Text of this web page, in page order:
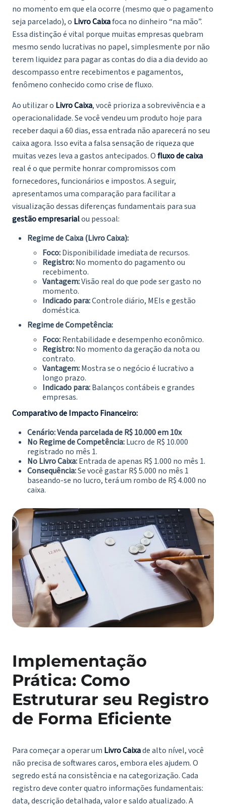
no momento em que ela ocorre (mesmo que o pagamento
seja parcelado), o Livro Caixafoca no dinheiro “na mão”.
Essa distinção é vital porque muitas empresas quebram
mesmo sendo lucrativas no papel, simplesmente por não
terem liquidez para pagar as contas do dia a dia devido ao
descompasso entre recebimentos e pagamentos,
fenômeno conhecido como crise de fluxo.
Ao utilizar o Livro Caixa, você prioriza a sobrevivência e a
operacionalidade. Se você vendeu um produto hoje para
receber daqui a 60 dias, essa entrada não aparecerá no seu
caixa agora. Isso evita a falsa sensação de riqueza que
muitas vezes leva a gastos antecipados. Ofluxo de caixa
real é o que permite honrar compromissos com
fornecedores, funcionários e impostos. A seguir,
apresentamos uma comparação para facilitar a
visualização dessas diferenças fundamentais para sua
gestão empresarialou pessoal:
Regime de Caixa (Livro Caixa):
Foco:Disponibilidade imediata de recursos.
Registro:No momento do pagamento ou
recebimento.
Vantagem:Visão real do que pode ser gasto no
momento.
Indicado para:Controle diário, MEIs e gestão
doméstica.
Regime de Competência:
Foco:Rentabilidade e desempenho econômico.
Registro:No momento da geração da nota ou
contrato.
Vantagem:Mostra se o negócio é lucrativo a
longo prazo.
Indicado para:Balanços contábeis e grandes
empresas.
Comparativo de Impacto Financeiro:
Cenário: Venda parcelada de R$ 10.000 em 10x
No Regime de Competência:Lucro de R$ 10.000
registrado no mês 1.
No Livro Caixa:Entrada de apenas R$ 1.000 no mês 1.
Consequência:Se você gastar R$ 5.000 no mês 1
baseando-se no lucro, terá um rombo de R$ 4.000 no
caixa.
Implementação
Prática: Como
Estruturar seu Registro
de Forma Eficiente
Para começar a operar um Livro Caixade alto nível, você
não precisa de softwares caros, embora eles ajudem. O
segredo está na consistência e na categorização. Cada
registro deve conter quatro informações fundamentais:
data, descrição detalhada, valor e saldo atualizado. A